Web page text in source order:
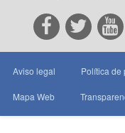
Aviso legal Política de
Mapa Web